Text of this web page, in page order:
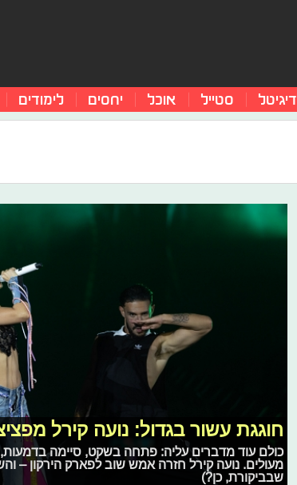
דיגיטל סטייל אוכל יחסים לימודים
חוגגת עשור בגדול: נועה קירל
כולם עוד מדברים עליה: פתחה בשקט, סיימה בדמעות,
מעולים. נועה קירל חזרה אמש שוב לפארק הירקון –
שבביקורת, כן?)